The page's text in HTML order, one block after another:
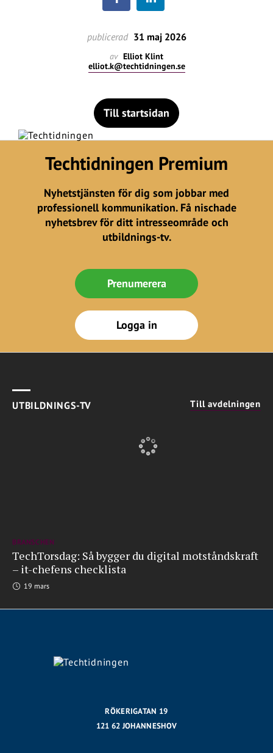
publicerad 31 maj 2026
av Elliot Klint
elliot.k@techtidningen.se
Till startsidan
Techtidningen Premium
Nyhetstjänsten för dig som jobbar med
professionell kommunikation. Få nischade
nyhetsbrev för ditt intresseområde och
utbildnings-tv.
Prenumerera
Logga in
UTBILDNINGS-TV Till avdelningen
BRANSCHEN
TechTorsdag: Så bygger du digital motståndskraft
– it-chefens checklista
19 mars
RÖKERIGATAN 19
121 62 JOHANNESHOV